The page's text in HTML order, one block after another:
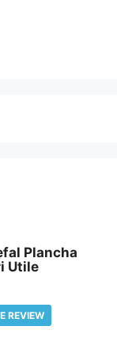
Plancha
Utile
REVIEW